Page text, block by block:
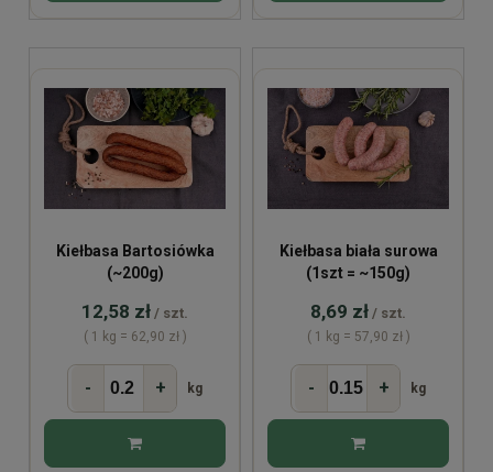
Kiełbasa Bartosiówka
(~200g)
12,58 zł / szt.
( 1 kg = 62,90 zł )
- + kg
Kiełbasa biała surowa
(1szt = ~150g)
8,69 zł / szt.
( 1 kg = 57,90 zł )
- + kg